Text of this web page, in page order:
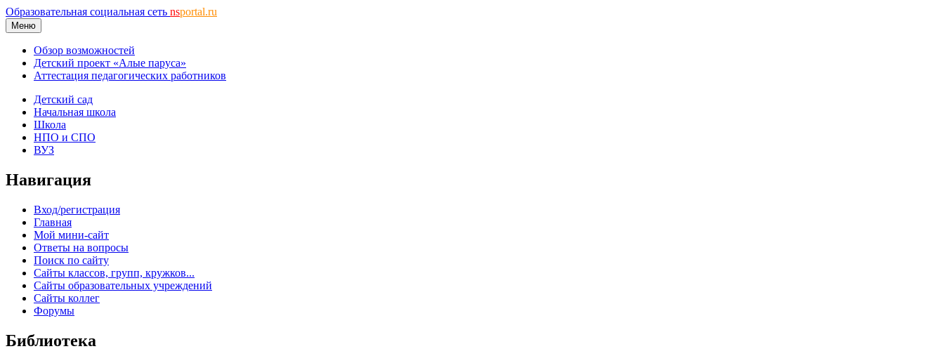
Образовательная социальная сеть nsportal.ru
Меню
Обзор возможностей
Детский проект «Алые паруса»
Аттестация педагогических работников
Детский сад
Начальная школа
Школа
НПО и СПО
ВУЗ
Навигация
Вход/регистрация
Главная
Мой мини-сайт
Ответы на вопросы
Поиск по сайту
Сайты классов, групп, кружков...
Сайты образовательных учреждений
Сайты коллег
Форумы
Библиотека